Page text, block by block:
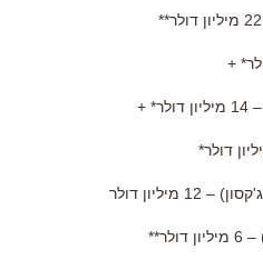
22 מיליון דולר**
* +
)
14 מיליון דולר* +
דולר*
'קסון) –
12 מיליון דולר
)
6 מיליון דולר**